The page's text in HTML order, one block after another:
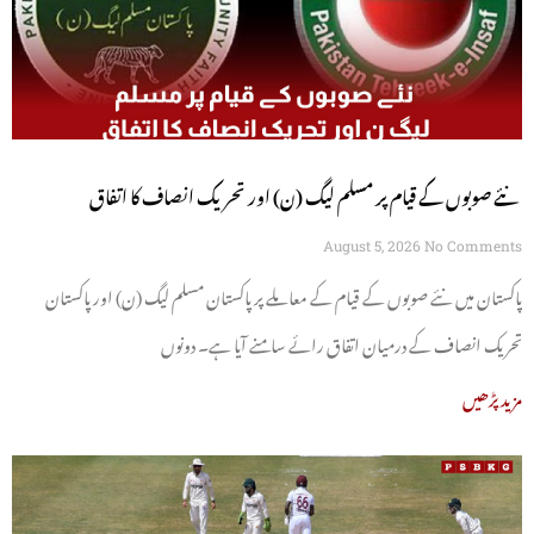
نئے صوبوں کے قیام پر مسلم لیگ (ن) اور تحریک انصاف کا اتفاق
August 5, 2026 No Comments
پاکستان میں نئے صوبوں کے قیام کے معاملے پر پاکستان مسلم لیگ (ن) اور پاکستان
تحریک انصاف کے درمیان اتفاق رائے سامنے آیا ہے۔ دونوں
مزید پڑھیں